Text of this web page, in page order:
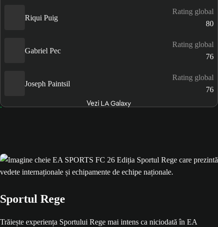
Riqui Puig
Rating global
80
Gabriel Pec
Rating global
76
Joseph Paintsil
Rating global
76
Vezi LA Galaxy
Sportul Rege
Trăiește experiența Sportului Rege mai intens ca niciodată în EA